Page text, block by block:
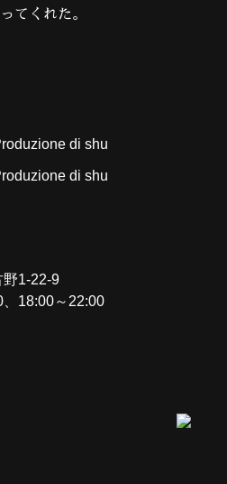
てくれた。
1-22-9
18:00～22:00